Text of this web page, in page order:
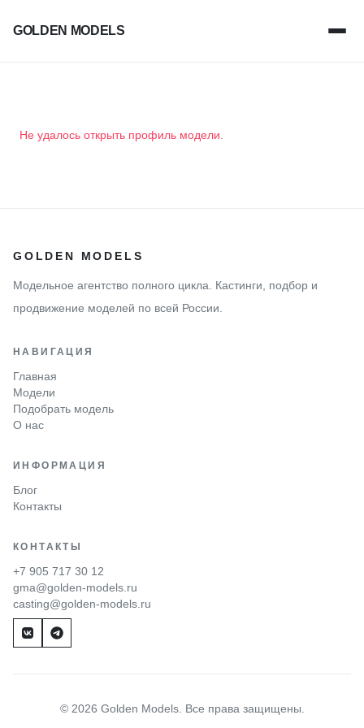
GOLDEN MODELS
Не удалось открыть профиль модели.
GOLDEN MODELS
Модельное агентство полного цикла. Кастинги, подбор и
продвижение моделей по всей России.
НАВИГАЦИЯ
Главная
Модели
Подобрать модель
О нас
ИНФОРМАЦИЯ
Блог
Контакты
КОНТАКТЫ
+7 905 717 30 12
gma@golden-models.ru
casting@golden-models.ru
© 2026 Golden Models. Все права защищены.